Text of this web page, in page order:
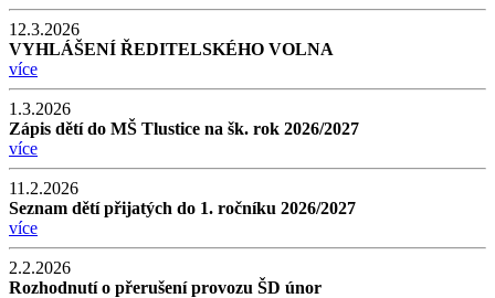
12.3.2026
VYHLÁŠENÍ ŘEDITELSKÉHO VOLNA
více
1.3.2026
Zápis dětí do MŠ Tlustice na šk. rok 2026/2027
více
11.2.2026
Seznam dětí přijatých do 1. ročníku 2026/2027
více
2.2.2026
Rozhodnutí o přerušení provozu ŠD únor